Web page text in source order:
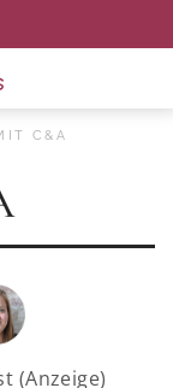
C&A
(Anzeige)